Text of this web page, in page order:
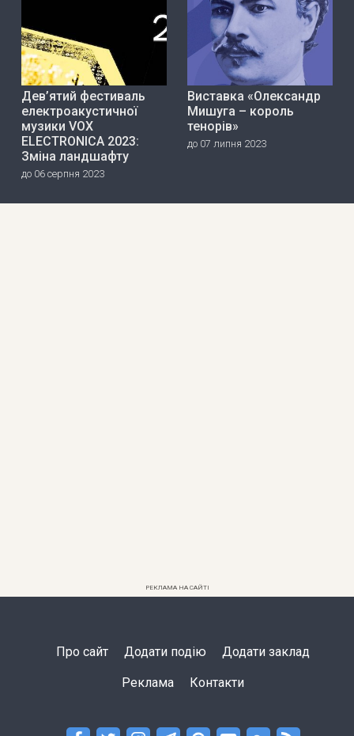
Дев’ятий фестиваль
електроакустичної
музики VOX
ELECTRONICA 2023:
Зміна ландшафту
до 06 серпня 2023
Виставка «Олександр
Мишуга – король
тенорів»
до 07 липня 2023
РЕКЛАМА НА САЙТІ
Про сайт Додати подію Додати заклад
Реклама Контакти